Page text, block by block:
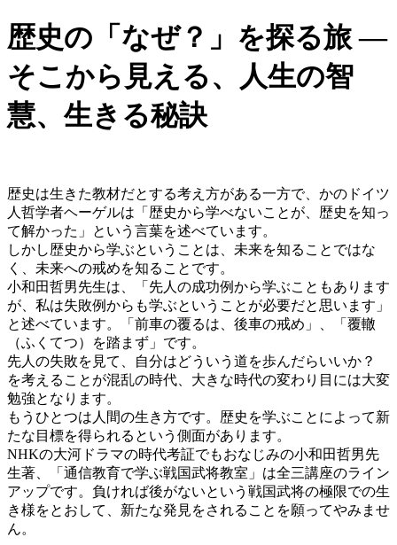
歴史の「なぜ？」を探る旅 ―
そこから見える、人生の智
慧、生きる秘訣
歴史は生きた教材だとする考え方がある一方で、かのドイツ
人哲学者ヘーゲルは「歴史から学べないことが、歴史を知っ
て解かった」という言葉を述べています。
しかし歴史から学ぶということは、未来を知ることではな
く、未来への戒めを知ることです。
小和田哲男先生は、「先人の成功例から学ぶこともあります
が、私は失敗例からも学ぶということが必要だと思います」
と述べています。「前車の覆るは、後車の戒め」、「覆轍
（ふくてつ）を踏まず」です。
先人の失敗を見て、自分はどういう道を歩んだらいいか？
を考えることが混乱の時代、大きな時代の変わり目には大変
勉強となります。
もうひとつは人間の生き方です。歴史を学ぶことによって新
たな目標を得られるという側面があります。
NHKの大河ドラマの時代考証でもおなじみの小和田哲男先
生著、「通信教育で学ぶ戦国武将教室」は全三講座のライン
アップです。負ければ後がないという戦国武将の極限での生
き様をとおして、新たな発見をされることを願ってやみませ
ん。